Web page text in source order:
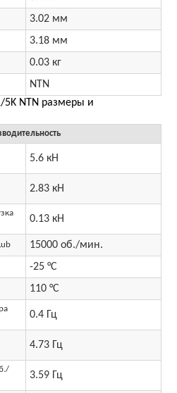
3.02 мм
3.18 мм
0.03 кг
NTN
5.6 кН
2.83 кН
0.13 кН
15000 об./мин.
-25 °C
110 °C
0.4 Гц
4.73 Гц
3.59 Гц